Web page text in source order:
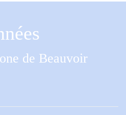
de Beauvoir